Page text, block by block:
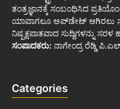
ತಂತ್ರಜ್ಞಾನಕ್ಕೆ ಸಂಬಂಧಿಸಿದ
ಯಾವಾಗಲೂ ಅಪ್‌ಡೇಟ್ ಆಗಿರಲು
ನಿಷ್ಪಕ್ಷಪಾತವಾದ ಸುದ್ದಿಗಳನ್ನು
ಸಂಪಾದಕರು: ನಾಗೇಂದ್ರ ರೆಡ್ಡಿ
Categories